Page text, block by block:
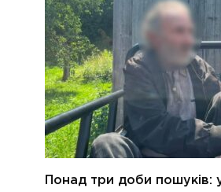
Понад три доби пошуків: у